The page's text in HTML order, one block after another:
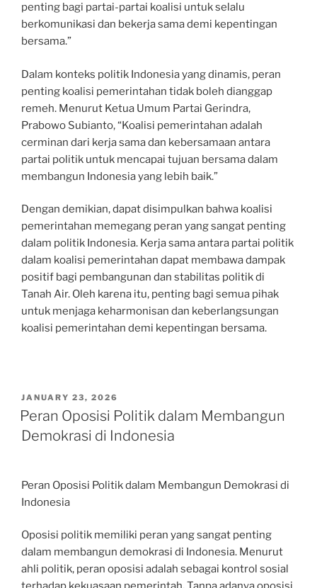
penting bagi partai-partai koalisi untuk selalu
berkomunikasi dan bekerja sama demi kepentingan
bersama.”
Dalam konteks politik Indonesia yang dinamis, peran
penting koalisi pemerintahan tidak boleh dianggap
remeh. Menurut Ketua Umum Partai Gerindra,
Prabowo Subianto, “Koalisi pemerintahan adalah
cerminan dari kerja sama dan kebersamaan antara
partai politik untuk mencapai tujuan bersama dalam
membangun Indonesia yang lebih baik.”
Dengan demikian, dapat disimpulkan bahwa koalisi
pemerintahan memegang peran yang sangat penting
dalam politik Indonesia. Kerja sama antara partai politik
dalam koalisi pemerintahan dapat membawa dampak
positif bagi pembangunan dan stabilitas politik di
Tanah Air. Oleh karena itu, penting bagi semua pihak
untuk menjaga keharmonisan dan keberlangsungan
koalisi pemerintahan demi kepentingan bersama.
POSTED
ON
JANUARY 23, 2026
Peran Oposisi Politik dalam Membangun
Demokrasi di Indonesia
Peran Oposisi Politik dalam Membangun Demokrasi di
Indonesia
Oposisi politik memiliki peran yang sangat penting
dalam membangun demokrasi di Indonesia. Menurut
ahli politik, peran oposisi adalah sebagai kontrol sosial